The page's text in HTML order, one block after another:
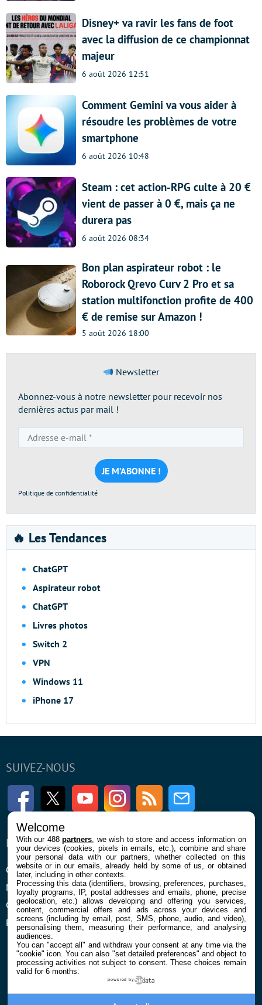
Disney+ va ravir les fans de foot
avec la diffusion de ce championnat
majeur
6 août 2026 12:51
Comment Gemini va vous aider à
résoudre les problèmes de votre
smartphone
6 août 2026 10:48
Steam : cet action-RPG culte à 20 €
vient de passer à 0 €, mais ça ne
durera pas
6 août 2026 08:34
Bon plan aspirateur robot : le
Roborock Qrevo Curv 2 Pro et sa
station multifonction profite de 400
€ de remise sur Amazon !
5 août 2026 18:00
Newsletter
Abonnez-vous à notre newsletter pour recevoir nos
dernières actus par mail !
e-
mail
*
Politique de confidentialité
🔥 Les Tendances
ChatGPT
Aspirateur robot
ChatGPT
Livres photos
Switch 2
VPN
Windows 11
iPhone 17
SUIVEZ-NOUS
FacebookTwitter Youtube InstagramRSS Newsletter
ENTREPRISE
Qui sommes nous
Mentions légales et CGU
Confidentialité et Cookies
Préférences cookies
À PROPOS
La rédaction
Contact
Welcome
With our 488partners , we wish to store and access information on
your devices (cookies, pixels in emails, etc.), combine and share
your personal data with our partners, whether collected on this
website or in our emails, already held by some of us, or obtained
later, including in other contexts.
Processing this data (identifiers, browsing, preferences, purchases,
loyalty programs, IP, postal addresses and emails, phone, precise
geolocation, etc.) allows developing and offering you services,
content, commercial offers and ads across your devices and
screens (including by email, post, SMS, phone, audio, and video),
personalising them, measuring their performance, and analysing
audiences.
You can "accept all" and withdraw your consent at any time via the
"cookie" icon. You can also "set detailed preferences" and object to
processing activities not subject to consent. These choices remain
valid for 6 months.
powered by